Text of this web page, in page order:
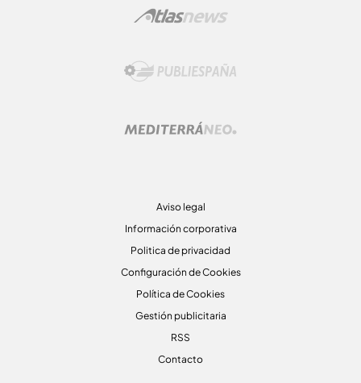
Aviso legal
Información corporativa
Politica de privacidad
Configuración de Cookies
Política de Cookies
Gestión publicitaria
RSS
Contacto